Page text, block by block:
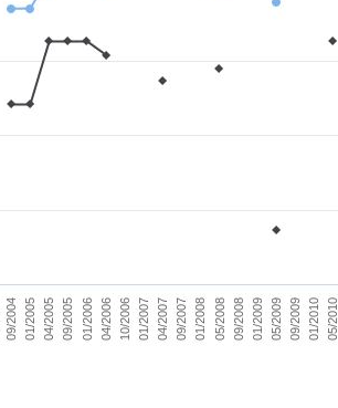
09/2004 01/2005 04/2005 09/2005 01/2006 04/2006 10/2006 01/2007 04/2007 09/2007 01/2008 05/2008 09/2008 01/2009 05/2009 09/2009 01/2010 05/2010